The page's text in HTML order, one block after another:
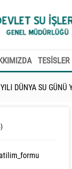
TESİSLER
DÜNYA SU GÜNÜ